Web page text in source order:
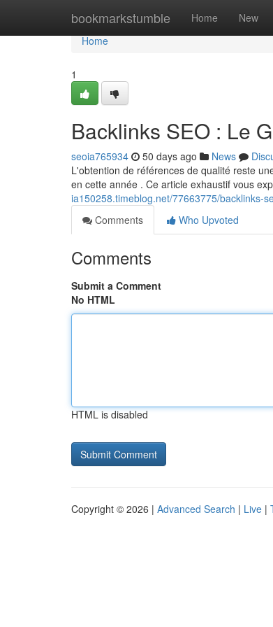
bookmarkstumble Home New
Home
Home
1
Backlinks SEO : Le
seoia765934 50 days ago News
L'obtention de références de qualité reste
en cette année . Ce article exhaustif vous
ia150258.timeblog.net/77663775/backlinks-
Comments
Who Upvoted
Comments
Submit a Comment
No HTML
HTML is disabled
Copyright © 2026 | Advanced Search | Live |